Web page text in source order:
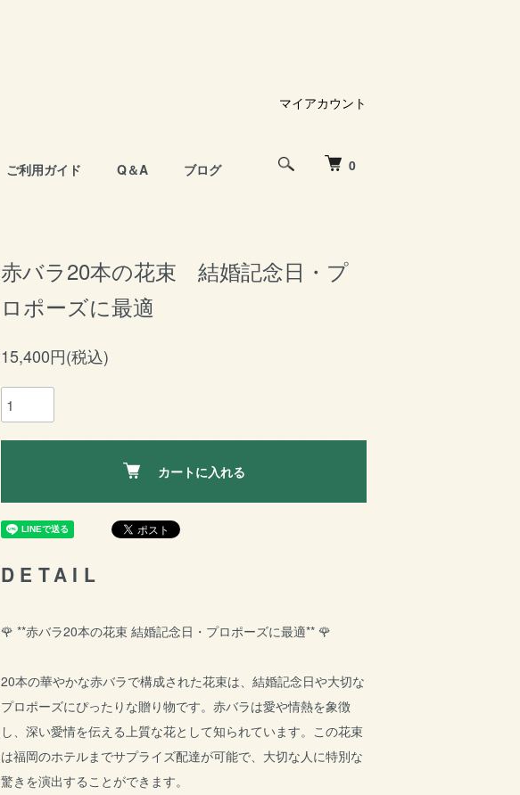
0
ご利用ガイド Q＆A ブログ
マイアカウント
赤バラ20本の花束 結婚記念日・プ
ロポーズに最適
15,400円(税込)
カートに入れる
DETAIL
🌹 **赤バラ20本の花束 結婚記念日・プロポーズに最適** 🌹
20本の華やかな赤バラで構成された花束は、結婚記念日や大切な
プロポーズにぴったりな贈り物です。赤バラは愛や情熱を象徴
し、深い愛情を伝える上質な花として知られています。この花束
は福岡のホテルまでサプライズ配達が可能で、大切な人に特別な
驚きを演出することができます。